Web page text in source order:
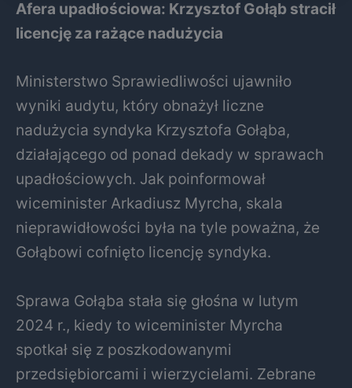
Afera upadłościowa: Krzysztof Gołąb stracił
licencję za rażące nadużycia
Ministerstwo Sprawiedliwości ujawniło
wyniki audytu, który obnażył liczne
nadużycia syndyka Krzysztofa Gołąba,
działającego od ponad dekady w sprawach
upadłościowych. Jak poinformował
wiceminister Arkadiusz Myrcha, skala
nieprawidłowości była na tyle poważna, że
Gołąbowi cofnięto licencję syndyka.
Sprawa Gołąba stała się głośna w lutym
2024 r., kiedy to wiceminister Myrcha
spotkał się z poszkodowanymi
przedsiębiorcami i wierzycielami. Zebrane